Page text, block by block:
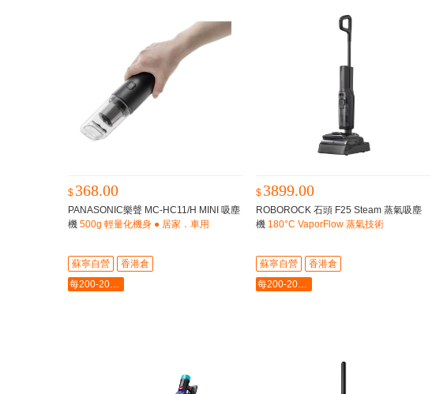
$ 368.00
PANASONIC樂聲 MC-HC11/H MINI 吸塵
機 500g 輕量化機身 ● 居家．車用
蘇寧自營
香港倉
每200-20最多-2000
$ 3899.00
ROBOROCK 石頭 F25 Steam 蒸氣吸塵
機 180°C VaporFlow 蒸氣技術
蘇寧自營
香港倉
每200-20最多-2000